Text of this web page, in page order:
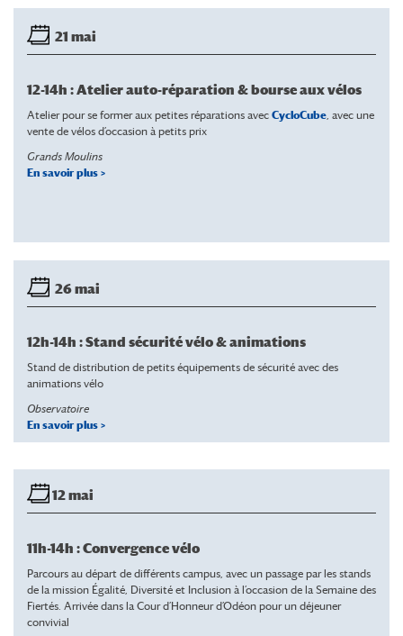
21 mai
12-14h : Atelier auto-réparation & bourse aux vélos
Atelier pour se former aux petites réparations avec CycloCube, avec une
vente de vélos d’occasion à petits prix
Grands Moulins
En savoir plus >
26 mai
12h-14h : Stand sécurité vélo & animations
Stand de distribution de petits équipements de sécurité avec des
animations vélo
Observatoire
En savoir plus >
12 mai
11h-14h : Convergence vélo
Parcours au départ de différents campus, avec un passage par les stands
de la mission Égalité, Diversité et Inclusion à l’occasion de la Semaine des
Fiertés. Arrivée dans la Cour d’Honneur d’Odéon pour un déjeuner
convivial